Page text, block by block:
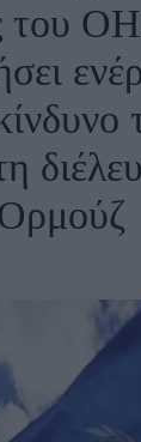
του